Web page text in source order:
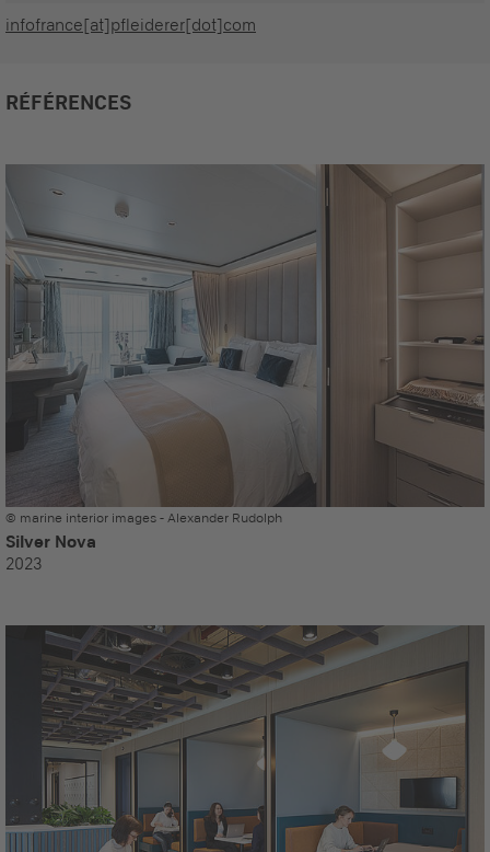
infofrance[at]pfleiderer[dot]com
RÉFÉRENCES
© marine interior images - Alexander Rudolph
Silver Nova
2023